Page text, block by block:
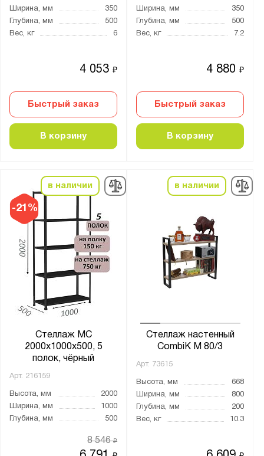
Ширина, мм
350
Глубина, мм
500
Вес, кг
6
4 053₽
Быстрый заказ
В корзину
Ширина, мм
350
Глубина, мм
500
Вес, кг
7.2
4 880₽
Быстрый заказ
В корзину
-21%
в наличии
Стеллаж МС
2000х1000х500, 5
полок, чёрный
Арт. 216159
Высота, мм
2000
Ширина, мм
1000
Глубина, мм
500
8 546₽
в наличии
Стеллаж настенный
CombiK M 80/3
Арт. 73615
Высота, мм
668
Ширина, мм
800
Глубина, мм
200
Вес, кг
10.3
Металл-Завод
ПАКС-Металл
Предприятие ДВК
Промет
Стелла-Техник
Стеллажные конструкции
Бренд:
Викинг
Серия:
Boxes
CombiK
ES
Home
MS Hard
MS Pro
MS Standart
S90